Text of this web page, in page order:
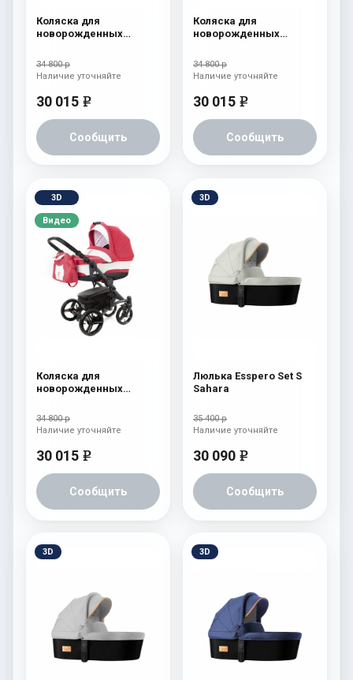
Коляска для
новорожденных
Graphite) Borduex
34 800 р
30 015 e
Сообщить
Наличие уточняйте
Коляска для
новорожденных
Graphite) White
34 800 р
30 015 e
Сообщить
Наличие уточняйте
3D
Видео
Коляска для
новорожденных
Graphite) Red Lux
34 800 р
30 015 e
Сообщить
Наличие уточняйте
3D
Люлька Esspero Set S
Sahara
35 400 р
30 090 e
Сообщить
Наличие уточняйте
3D 3D